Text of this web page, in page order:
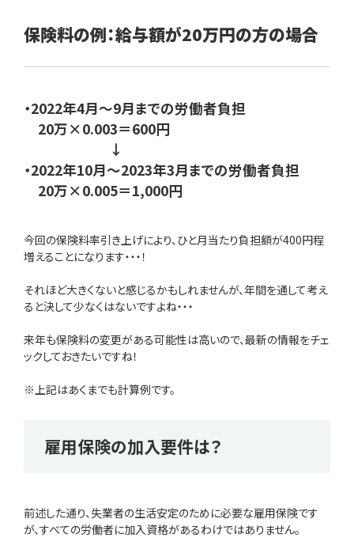
保険料の例：給与額が20万円の方の場合
・2022年4月〜9月までの労働者負担
20万×0.003＝600円
↓
・2022年10月〜2023年3月までの労働者負担
20万×0.005＝1,000円
今回の保険料率引き上げにより、ひと月当たり負担額が400円程
増えることになります・・・！
それほど大きくないと感じるかもしれませんが、年間を通して考え
ると決して少なくはないですよね・・・
来年も保険料の変更がある可能性は高いので、最新の情報をチェ
ックしておきたいですね！
※上記はあくまでも計算例です。
雇用保険の加入要件は？
前述した通り、失業者の生活安定のために必要な雇用保険です
が、すべての労働者に加入資格があるわけではありません。